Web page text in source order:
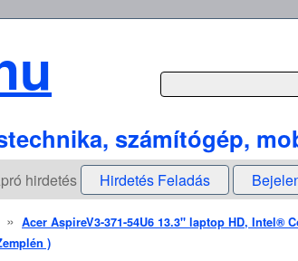
számítógép,
hirdetés Hirdetés Feladás
» Acer AspireV3-371-54U6 13.3" laptop HD, Intel®
)